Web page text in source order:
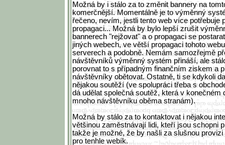
Možná by i stálo za to změnit bannery na
komerčnější. Momentálně je to výměnný
řečeno, nevím, jestli tento web více potřebuje
propagaci... Možná by bylo lepší zrušit
bannerech "rejžovat" a o propagaci se
jiných webech, ve větší propagaci tohoto
serverech a podobně. Nemám samozřejmě
návštěvníků výměnný systém přináší, ale
porovnat to s případným finančním ziskem a
návštěvníky obětovat. Ostatně, ti se kdykoli
nějakou soutěží (ve spolupráci třeba s
dá udělat společná soutěž, která v konečném
mnoho návštěvníku oběma stranám).
Možná by stálo za to kontaktovat i nějakou
většinou zaměstnávají lidi, kteří jsou schopni
takže je možné, že by našli za slušnou
pro tenhle webík.